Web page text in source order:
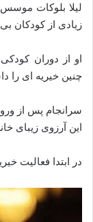
لیلا بلوکات
زیادی از کودکان
او از دوران
چنین خیریه ای را
سرانجام پس از
این آرزوی زیبای
در ابتدا فعالیت خیریه مهر با 8